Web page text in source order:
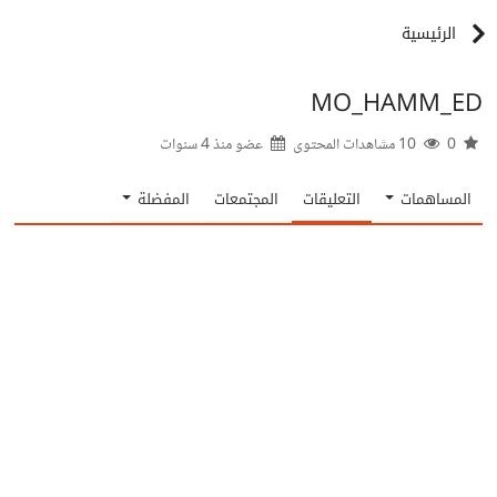
الرئيسية
MO_HAMM_ED
عضو منذ4 سنوات
المساهمات التعليقات المجتمعات المفضلة